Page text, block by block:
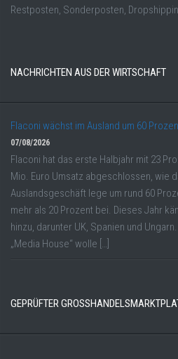
Restposten, Sonderposten,
NACHRICHTEN AUS DER WIRTSCHAFT
Flaconi wächst im Ausland um 60
07/08/2026
Flaconi hat das erste Halbjahr mit 23
Mio. Euro Umsatz abgeschlossen, wie
Auslandsgeschäft lege um rund 60
mehr als 20 Prozent bei. Dieses Jahr
hinzu, darunter UK, Spanien und
„Media House“ wolle […]
GEPRÜFTER